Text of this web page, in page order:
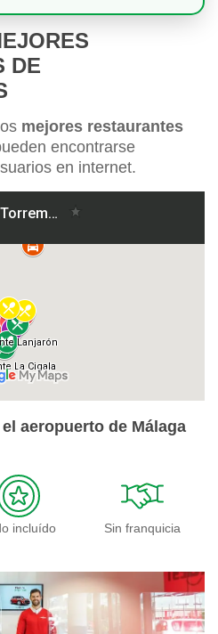
DE
mejores restaurantes
encontrarse
en internet.
aeropuerto de Málaga
incluído Sin franquicia